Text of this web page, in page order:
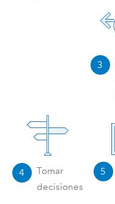
3
4
Tomar
decisiones
5